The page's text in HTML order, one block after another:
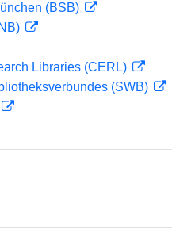
(BSB)
Libraries (CERL)
(SWB)